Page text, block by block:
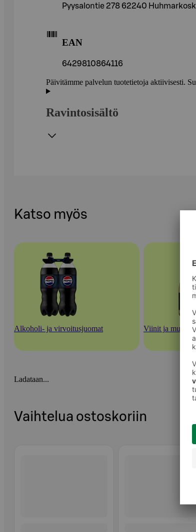
Pyysalontie 278 62240
EAN
6429810864116
Päivitämme palvelun tuotetietoja aktiivisesti.
Ravintosisältö
Katso myös
Alkoholi- ja virvoitusjuomat Viinit ja muut
Ladataan...
Vaihtelua ostoskoriin